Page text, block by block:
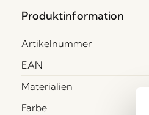
Produktinformation
Artikelnummer
EAN
Materialien
Farbe